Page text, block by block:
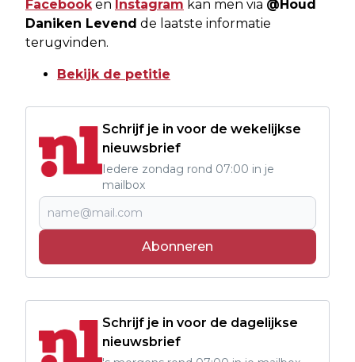
Facebooken Instagram kan men via @Houd
Daniken Levend de laatste informatie
terugvinden.
Bekijk de petitie
Schrijf je in voor de wekelijkse
nieuwsbrief
Iedere zondag rond 07:00 in je
mailbox
Abonneren
Schrijf je in voor de dagelijkse
nieuwsbrief